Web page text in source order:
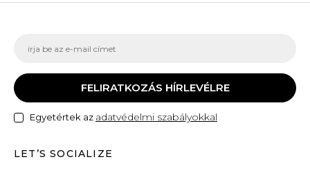
FELIRATKOZÁS HÍRLEVÉLRE
Egyetértek az adatvédelmi szabályokkal
LET’S SOCIALIZE